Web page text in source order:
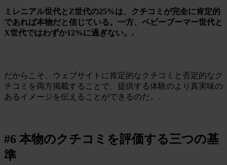
ミレニアル世代とZ世代の25%は、クチコミが完全に肯定的
であれば本物だと信じている。一方、ベビーブーマー世代と
X世代ではわずか12%に過ぎない。.
だからこそ、ウェブサイトに肯定的なクチコミと否定的なク
チコミを両方掲載することで、提供する体験のより真実味の
あるイメージを伝えることができるのだ。.
#6 本物のクチコミを評価する三つの基
準